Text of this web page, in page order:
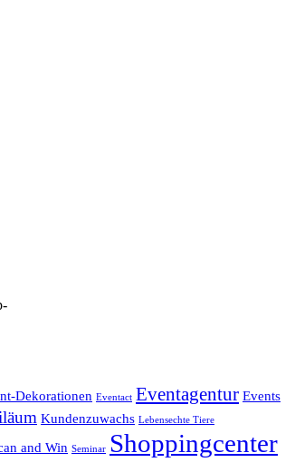
Dekorationen Eventact Eventagentur Events
Kundenzuwachs Lebensechte Tiere
and Win Seminar Shoppingcenter